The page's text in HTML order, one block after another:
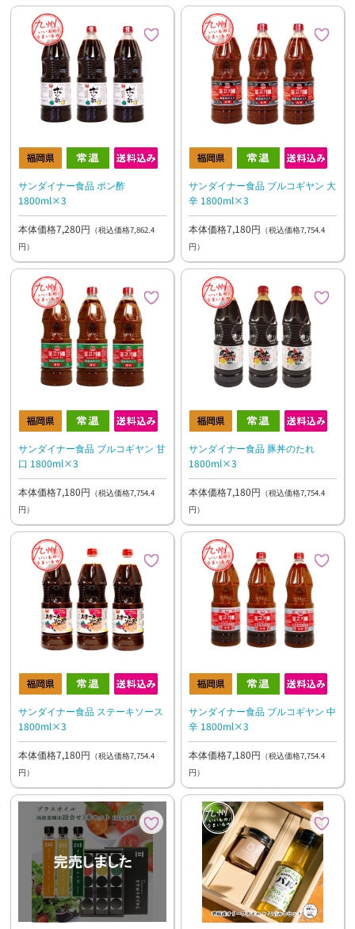
サンダイナー食品 ポン酢
1800ml×3
本体価格7,280円 （税込価格7,862.4
円）
サンダイナー食品 ブルコギヤン 大
辛 1800ml×3
本体価格7,180円 （税込価格7,754.4
円）
サンダイナー食品 ブルコギヤン 甘
口 1800ml×3
本体価格7,180円 （税込価格7,754.4
円）
サンダイナー食品 豚丼のたれ
1800ml×3
本体価格7,180円 （税込価格7,754.4
円）
サンダイナー食品 ステーキソース
1800ml×3
本体価格7,180円 （税込価格7,754.4
円）
サンダイナー食品 ブルコギヤン 中
辛 1800ml×3
本体価格7,180円 （税込価格7,754.4
円）